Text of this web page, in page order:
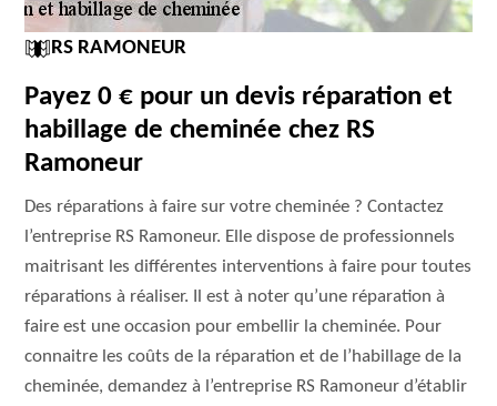
RS RAMONEUR
Payez 0 € pour un devis réparation et
habillage de cheminée chez RS
Ramoneur
Des réparations à faire sur votre cheminée ? Contactez
l’entreprise RS Ramoneur. Elle dispose de professionnels
maitrisant les différentes interventions à faire pour toutes
réparations à réaliser. Il est à noter qu’une réparation à
faire est une occasion pour embellir la cheminée. Pour
connaitre les coûts de la réparation et de l’habillage de la
cheminée, demandez à l’entreprise RS Ramoneur d’établir